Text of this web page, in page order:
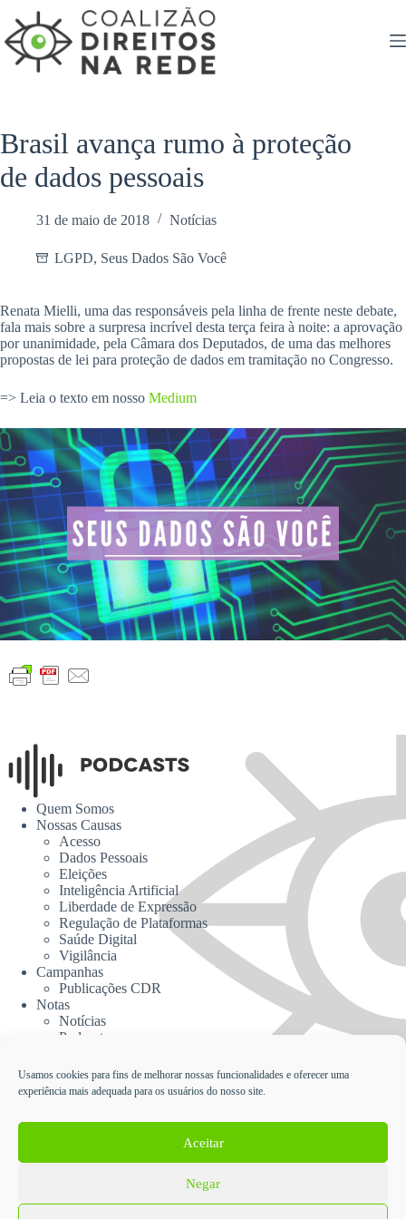
Usamos cookies para fins de melhorar nossas funcionalidades e oferecer uma
experiência mais adequada para os usuários do nosso site.
Aceitar
Negar
para
o
conteúdo
Brasil avança rumo à proteção
de dados pessoais
31 de maio de 2018 Notícias
LGPD, Seus Dados São Você
Renata Mielli, uma das responsáveis pela linha de frente neste debate,
fala mais sobre a surpresa incrível desta terça feira à noite: a aprovação
por unanimidade, pela Câmara dos Deputados, de uma das melhores
propostas de lei para proteção de dados em tramitação no Congresso.
=> Leia o texto em nosso Medium
Quem Somos
Nossas Causas
Acesso
Dados Pessoais
Eleições
Inteligência Artificial
Liberdade de Expressão
Regulação de Plataformas
Saúde Digital
Vigilância
Campanhas
Publicações CDR
Notas
Notícias
Podcasts
Contato
Cadastrar no Informativo da CDR
Política de Proteção de Dados Pessoais e Privacidade da